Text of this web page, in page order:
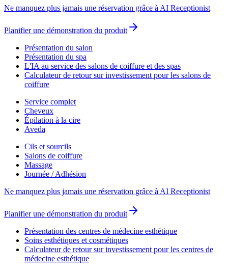
Ne manquez plus jamais une réservation grâce à AI Receptionist
Planifier une démonstration du produit
Présentation du salon
Présentation du spa
L'IA au service des salons de coiffure et des spas
Calculateur de retour sur investissement pour les salons de
coiffure
Service complet
Cheveux
Épilation à la cire
Aveda
Cils et sourcils
Salons de coiffure
Massage
Journée / Adhésion
Ne manquez plus jamais une réservation grâce à AI Receptionist
Planifier une démonstration du produit
Présentation des centres de médecine esthétique
Soins esthétiques et cosmétiques
Calculateur de retour sur investissement pour les centres de
médecine esthétique